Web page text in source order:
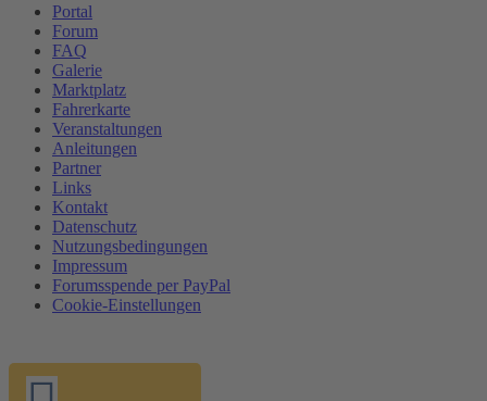
Portal
Forum
FAQ
Galerie
Marktplatz
Fahrerkarte
Veranstaltungen
Anleitungen
Partner
Links
Kontakt
Datenschutz
Nutzungsbedingungen
Impressum
Forumsspende per PayPal
Cookie-Einstellungen